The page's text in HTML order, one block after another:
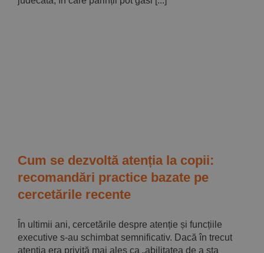
Cum se dezvoltă atenția la copii:
recomandări practice bazate pe
cercetările recente
În ultimii ani, cercetările despre atenție și funcțiile
executive s-au schimbat semnificativ. Dacă în trecut
atenția era privită mai ales ca „abilitatea de a sta